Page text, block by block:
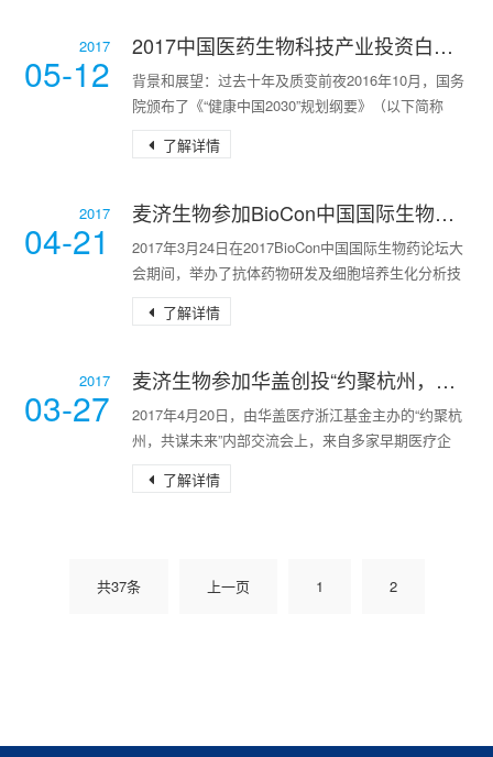
多年，是古时绍兴到嵊州、新昌的交通要道，从上灶
三段组成。据说南朝齐梁年间道教思想家、医学家陶
弘景隐居于此。
2017
05-12
2017中国医药生物科技产业投资白皮书：从粗放式体量增长变为精细化质量提升
背景和展望：过去十年及质变前夜2016年10月，国务
院颁布了《“健康中国2030”规划纲要》（以下简称
《纲要》），“健康中国”的概念被提升至优先发展的
战略地位，《纲要》明确提出健康服务业总规模于
了解详情
2017
04-21
麦济生物参加BioCon中国国际生物药论坛
2017年3月24日在2017BioCon中国国际生物药论坛大
会期间，举办了抗体药物研发及细胞培养生化分析技
术交流会暨全新Vi-CELLMetaFLEX细胞培养生化分
析仪产品发布会，并特邀行业专家张成海博士和肖志
上，上海麦济生物技术有限公司的CEO张成海博士首
状和进展情况。随后，上海奥浦迈生物科技有限公司
的总
了解详情
2017
03-27
麦济生物参加华盖创投“约聚杭州，共谋未来”主题会议
2017年4月20日，由华盖医疗浙江基金主办的“约聚杭
州，共谋未来”内部交流会上，来自多家早期医疗企
业、工商银行、投资机构、医疗媒体的嘉宾以及华盖
医疗核心团队成员，围绕这些问题分享了自己的独家
特征，往往一个重磅药上市就将撬动动辄百亿美元的
了解详情
共37条 上一页 1 2